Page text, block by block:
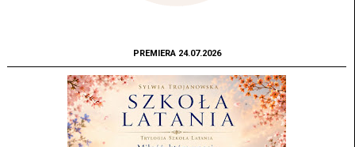
PREMIERA 24.07.2026